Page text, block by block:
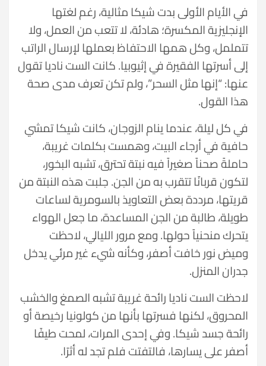
في الأيام الأولى بدت شيكا مثالية، رغم لغتها
الإنجليزية المكسرة؛ هادئة، لا تتعب من العمل، ولا
تتململ، وكل همها الاحتفاظ بعملها لإرسال الراتب
إلى أسرتها الفقيرة في إثيوبيا. كانت الست ناديا تقول
عنها: “إنها مثل السحر”، ولم تكن تعرف مدى صحة
هذا القول.
في كل ليلة، عندما ينام الزوجان، كانت شيكا تمشي
حافية في أرجاء البيت، وهمست بكلمات غريبة،
حاملةً صحناً صغيراً فيه نبتة تحترق، تشبه البخور،
لتكون قربانًا تتقرب به من الجن. جلبت هذه النبتة من
قريتها، مرددة بعض التعاويذ بالسومرية لساعات
طويلة، طالبة من الجن المساعدة، ما جعل الهواء
يتحرك منحنياً حولها. ومع مرور الليالي، لاحظت
وميض نور خافت أصفر، وكأنه شيء غير مرئي يدخل
جدران المنزل.
لاحظت الست ناديا رائحة غريبة تشبه الصمغ والخشب
المحروق، لكنها فسرتها بأنها من كولونيا رخيصة أو
رائحة جسد شيكا. وفي إحدى المرات، لمحت طيفًا
أصفر على يسارها، فالتفتت فلم تجد له أثرًا.